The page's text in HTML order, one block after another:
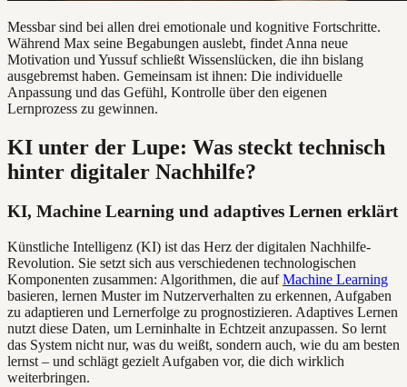
Messbar sind bei allen drei emotionale und kognitive Fortschritte.
Während Max seine Begabungen auslebt, findet Anna neue
Motivation und Yussuf schließt Wissenslücken, die ihn bislang
ausgebremst haben. Gemeinsam ist ihnen: Die individuelle
Anpassung und das Gefühl, Kontrolle über den eigenen
Lernprozess zu gewinnen.
KI unter der Lupe: Was steckt technisch
hinter digitaler Nachhilfe?
KI, Machine Learning und adaptives Lernen erklärt
Künstliche Intelligenz (KI) ist das Herz der digitalen Nachhilfe-
Revolution. Sie setzt sich aus verschiedenen technologischen
Komponenten zusammen: Algorithmen, die aufMachine Learning
basieren, lernen Muster im Nutzerverhalten zu erkennen, Aufgaben
zu adaptieren und Lernerfolge zu prognostizieren. Adaptives Lernen
nutzt diese Daten, um Lerninhalte in Echtzeit anzupassen. So lernt
das System nicht nur, was du weißt, sondern auch, wie du am besten
lernst – und schlägt gezielt Aufgaben vor, die dich wirklich
weiterbringen.